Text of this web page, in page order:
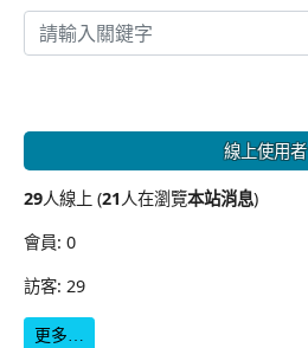
線上使用者
29人線上 (21人在瀏覽本站消息)
會員: 0
訪客: 29
更多…